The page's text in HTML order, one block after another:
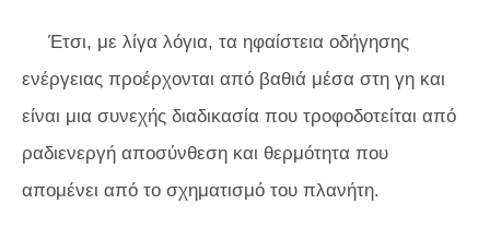
Έτσι, με λίγα λόγια, τα ηφαίστεια οδήγησης
ενέργειας προέρχονται από βαθιά μέσα στη γη και
είναι μια συνεχής διαδικασία που τροφοδοτείται από
ραδιενεργή αποσύνθεση και θερμότητα που
απομένει από το σχηματισμό του πλανήτη.